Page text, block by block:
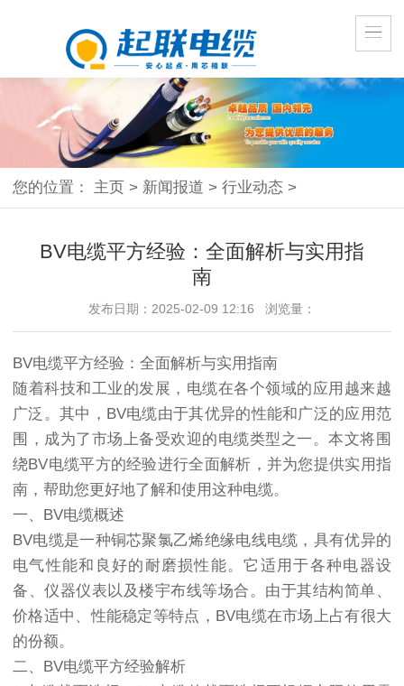
您的位置： 主页 > 新闻报道 > 行业动态 >
BV电缆平方经验：全面解析与实用指
南
发布日期：2025-02-09 12:16 浏览量：
BV电缆平方经验：全面解析与实用指南
随着科技和工业的发展，电缆在各个领域的应用越来越
广泛。其中，BV电缆由于其优异的性能和广泛的应用范
围，成为了市场上备受欢迎的电缆类型之一。本文将围
绕BV电缆平方的经验进行全面解析，并为您提供实用指
南，帮助您更好地了解和使用这种电缆。
一、BV电缆概述
BV电缆是一种铜芯聚氯乙烯绝缘电线电缆，具有优异的
电气性能和良好的耐磨损性能。它适用于各种电器设
备、仪器仪表以及楼宇布线等场合。由于其结构简单、
价格适中、性能稳定等特点，BV电缆在市场上占有很大
的份额。
二、BV电缆平方经验解析